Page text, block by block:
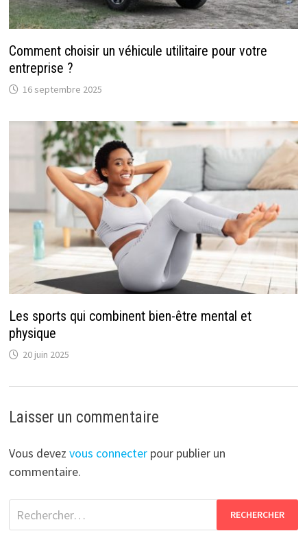
Comment choisir un véhicule utilitaire pour votre
entreprise ?
16 septembre 2025
Les sports qui combinent bien-être mental et
physique
20 juin 2025
Laisser un commentaire
Vous devez vous connecterpour publier un
commentaire.
Rechercher :